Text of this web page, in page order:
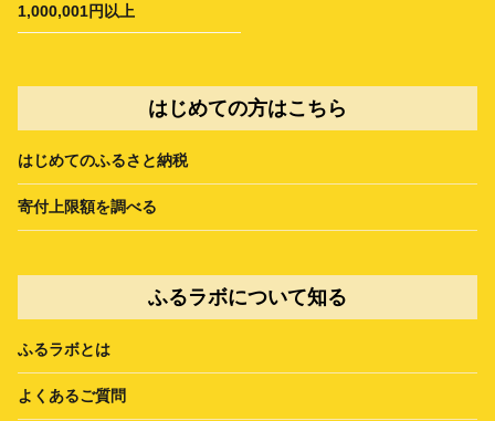
1,000,001円以上
はじめての方はこちら
はじめてのふるさと納税
寄付上限額を調べる
ふるラボについて知る
ふるラボとは
よくあるご質問